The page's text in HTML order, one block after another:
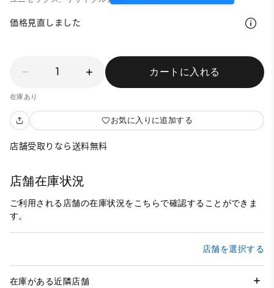
価格見直しました
1 カートに入れる
在庫あり
お気に入りに追加する
店舗受取りなら送料無料
店舗在庫状況
ご利用される店舗の在庫状況をこちらで確認することができま
す。
店舗を選択する
在庫がある近隣店舗